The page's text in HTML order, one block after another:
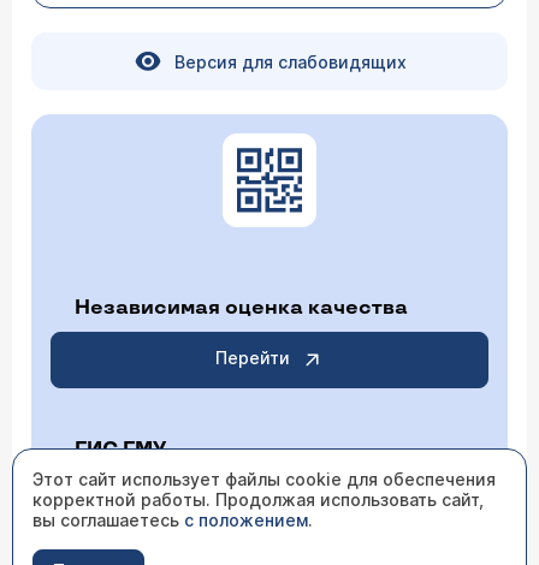
Версия для слабовидящих
Независимая оценка качества
Перейти
ГИС ГМУ
Перейти
Этот сайт использует файлы cookie для обеспечения
корректной работы. Продолжая использовать сайт,
вы соглашаетесь с положением.